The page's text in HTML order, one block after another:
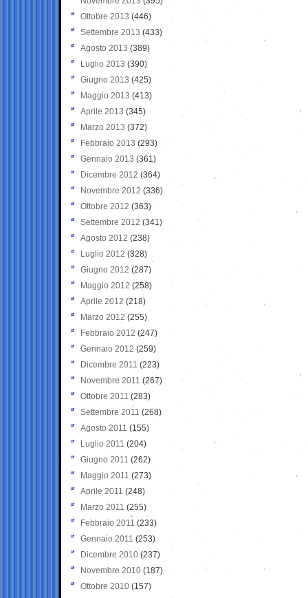
Ottobre 2013 (446)
Settembre 2013 (433)
Agosto 2013 (389)
Luglio 2013 (390)
Giugno 2013 (425)
Maggio 2013 (413)
Aprile 2013 (345)
Marzo 2013 (372)
Febbraio 2013 (293)
Gennaio 2013 (361)
Dicembre 2012 (364)
Novembre 2012 (336)
Ottobre 2012 (363)
Settembre 2012 (341)
Agosto 2012 (238)
Luglio 2012 (328)
Giugno 2012 (287)
Maggio 2012 (258)
Aprile 2012 (218)
Marzo 2012 (255)
Febbraio 2012 (247)
Gennaio 2012 (259)
Dicembre 2011 (223)
Novembre 2011 (267)
Ottobre 2011 (283)
Settembre 2011 (268)
Agosto 2011 (155)
Luglio 2011 (204)
Giugno 2011 (262)
Maggio 2011 (273)
Aprile 2011 (248)
Marzo 2011 (255)
Febbraio 2011 (233)
Gennaio 2011 (253)
Dicembre 2010 (237)
Novembre 2010 (187)
Ottobre 2010 (157)